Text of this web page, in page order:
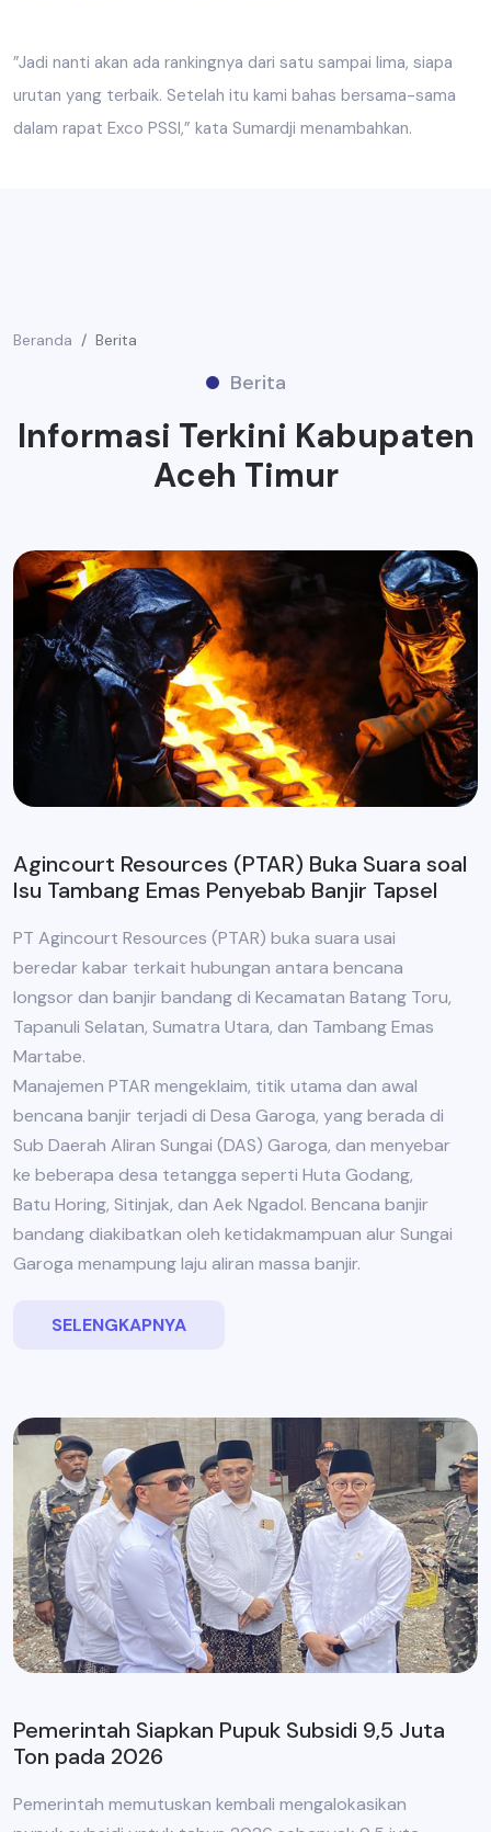
”Jadi nanti akan ada rankingnya dari satu sampai lima, siapa
urutan yang terbaik. Setelah itu kami bahas bersama-sama
dalam rapat Exco PSSI,” kata Sumardji menambahkan.
Beranda Berita
Berita
Informasi Terkini Kabupaten
Aceh Timur
Agincourt Resources (PTAR) Buka Suara soal
Isu Tambang Emas Penyebab Banjir Tapsel
PT Agincourt Resources (PTAR) buka suara usai
beredar kabar terkait hubungan antara bencana
longsor dan banjir bandang di Kecamatan Batang Toru,
Tapanuli Selatan, Sumatra Utara, dan Tambang Emas
Martabe.
Manajemen PTAR mengeklaim, titik utama dan awal
bencana banjir terjadi di Desa Garoga, yang berada di
Sub Daerah Aliran Sungai (DAS) Garoga, dan menyebar
ke beberapa desa tetangga seperti Huta Godang,
Batu Horing, Sitinjak, dan Aek Ngadol. Bencana banjir
bandang diakibatkan oleh ketidakmampuan alur Sungai
Garoga menampung laju aliran massa banjir.
SELENGKAPNYA
Pemerintah Siapkan Pupuk Subsidi 9,5 Juta
Ton pada 2026
Pemerintah memutuskan kembali mengalokasikan